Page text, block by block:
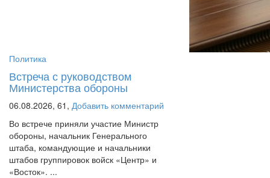
Политика
Встреча с руководством
Министерства обороны
06.08.2026, 61, Добавить комментарий
Во встрече приняли участие Министр
обороны, начальник Генерального
штаба, командующие и начальники
штабов группировок войск «Центр» и
«Восток». ...